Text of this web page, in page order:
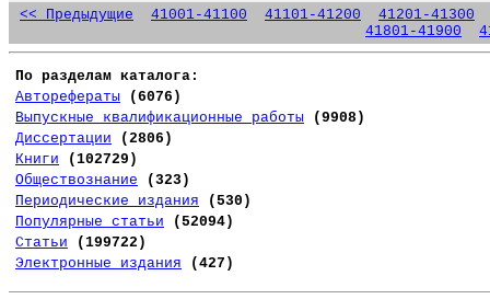
<< Предыдущие 41001-41100 41101-41200
41201-41300
41801-41900
По разделам каталога:
Авторефераты
(6076)
Выпускные квалификационные работы
(9908)
Диссертации
(2806)
Книги
(102729)
Обществознание
(323)
Периодические издания
(530)
Популярные статьи
(52094)
Статьи
(199722)
Электронные издания
(427)